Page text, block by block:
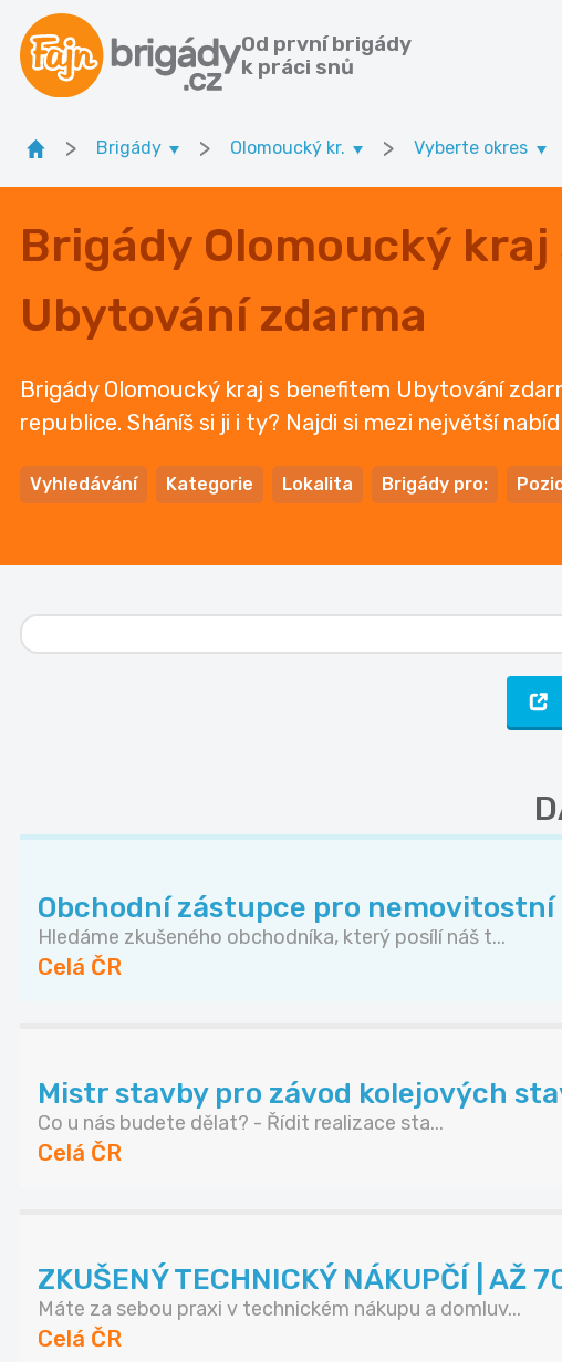
Od první brigády
k práci snů
> Brigády > Olomoucký kr. > Vyberte okres
Brigády Olomoucký
Ubytování zdarma
Brigády Olomoucký kraj s benefitem Ubytování
republice. Sháníš si ji i ty? Najdi si mezi největší
Vyhledávání Kategorie Lokalita Brigády pro:
Obchodní zástupce pro
Hledáme zkušeného obchodníka, který posílí náš t...
Celá ČR
Mistr stavby pro závod kolejových
Co u nás budete dělat? - Řídit realizace sta...
Celá ČR
ZKUŠENÝ TECHNICKÝ NÁKUPČÍ | AŽ
Máte za sebou praxi v technickém nákupu a domluv...
Celá ČR